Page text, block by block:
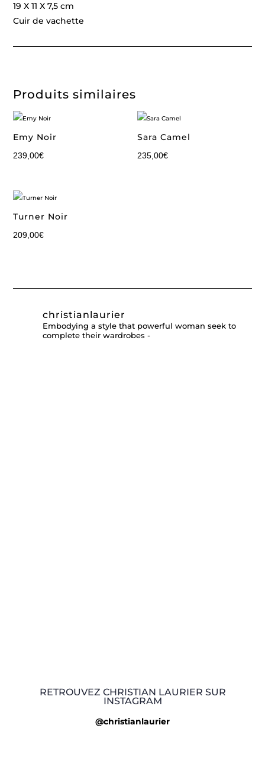
19 X 11 X 7,5 cm
Cuir de vachette
Produits similaires
Emy Noir
239,00€
Sara Camel
235,00€
Turner Noir
209,00€
christianlaurier
Embodying a style that powerful woman seek to
complete their wardrobes -
RETROUVEZ CHRISTIAN LAURIER SUR
INSTAGRAM
@christianlaurier